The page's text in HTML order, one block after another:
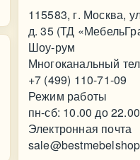
115583, г. Москва,
д. 35 (ТД
Шоу-рум
Многоканальный
+7 (499) 110-71-09
Режим работы
пн-сб: 10.00 до
Электронная почта